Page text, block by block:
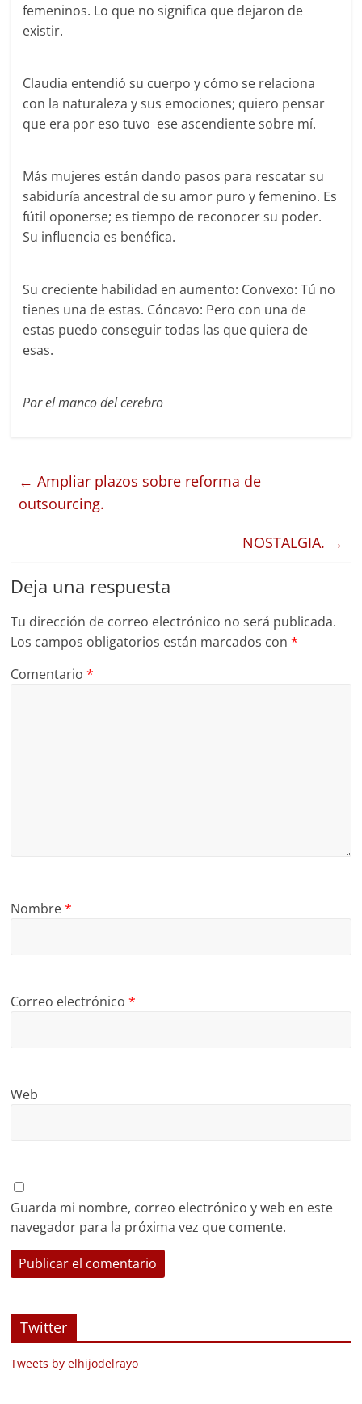
femeninos. Lo que no significa que dejaron de
existir.
Claudia entendió su cuerpo y cómo se relaciona
con la naturaleza y sus emociones; quiero pensar
que era por eso tuvo ese ascendiente sobre mí.
Más mujeres están dando pasos para rescatar su
sabiduría ancestral de su amor puro y femenino. Es
fútil oponerse; es tiempo de reconocer su poder.
Su influencia es benéfica.
Su creciente habilidad en aumento: Convexo: Tú no
tienes una de estas. Cóncavo: Pero con una de
estas puedo conseguir todas las que quiera de
esas.
Por el manco del cerebro
← Ampliar plazos sobre reforma de
outsourcing.
NOSTALGIA. →
Deja una respuesta
Tu dirección de correo electrónico no será publicada.
Los campos obligatorios están marcados con*
Comentario*
Nombre*
Correo electrónico*
Web
Guarda mi nombre, correo electrónico y web en este
navegador para la próxima vez que comente.
Twitter
Tweets by elhijodelrayo